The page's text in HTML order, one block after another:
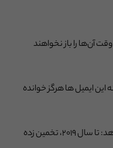
آن‌ها را باز نخواهند
این ایمیل ها هرگز خوانده
اخبار مثبتی در مورد بازاریابی ایمیلی ارائه می دهد: تا سال ۲۰۱۹، تخمین زده